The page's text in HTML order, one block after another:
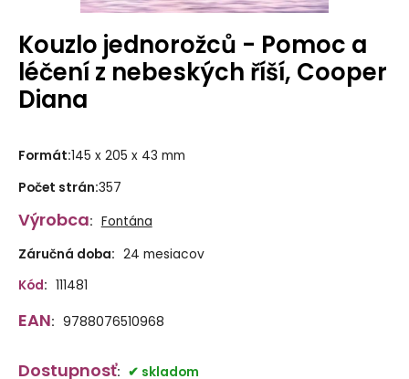
Kouzlo jednorožců - Pomoc a
léčení z nebeských říší, Cooper
Diana
Formát:145 x 205 x 43 mm
Počet strán:357
Výrobca: Fontána
Záručná doba: 24 mesiacov
Kód: 111481
EAN: 9788076510968
Dostupnosť: skladom